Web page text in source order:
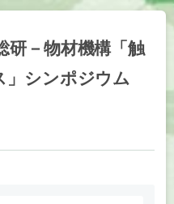
研－ 物材機構「触
シンポジウム